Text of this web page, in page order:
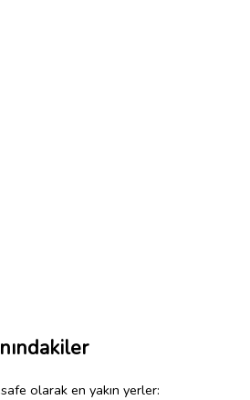
olarak en yakın yerler: